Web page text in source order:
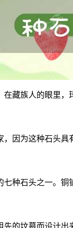
藏族人的眼里
因为这种石头
种石头之一。
的坟墓而设计